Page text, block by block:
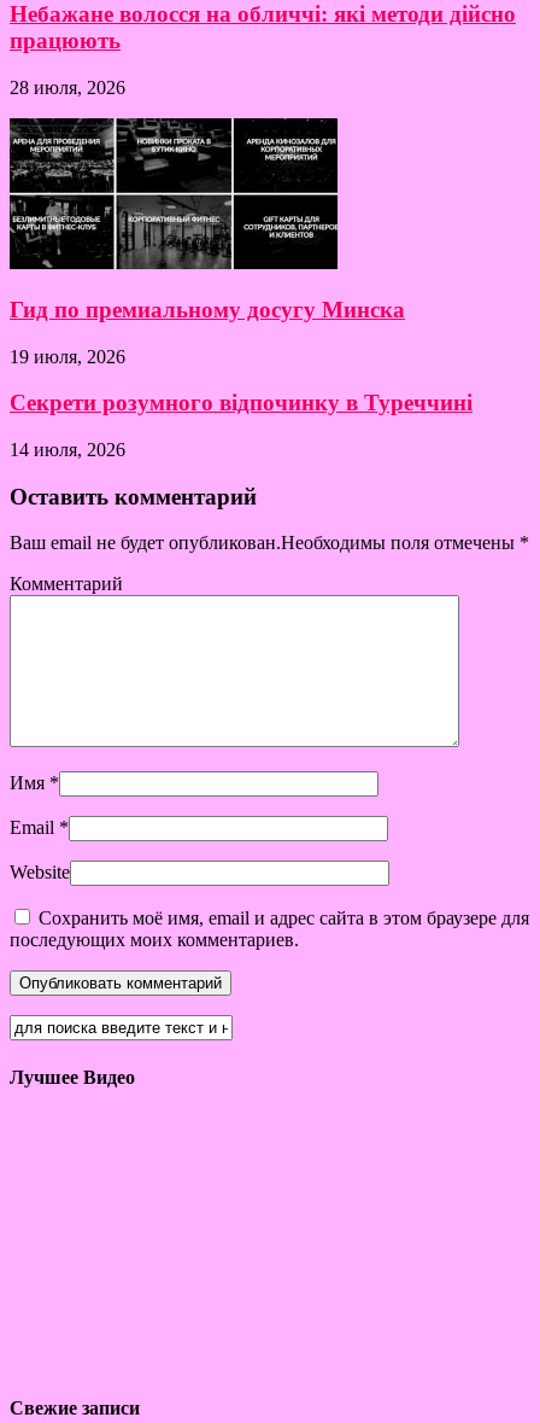
Небажане волосся на обличчі: які методи дійсно
працюють
28 июля, 2026
Гид по премиальному досугу Минска
19 июля, 2026
Секрети розумного відпочинку в Туреччині
14 июля, 2026
Оставить комментарий
Ваш email не будет опубликован.Необходимы поля отмечены *
Комментарий
Имя *
Email *
Website
Сохранить моё имя, email и адрес сайта в этом браузере для
последующих моих комментариев.
Лучшее Видео
Свежие записи